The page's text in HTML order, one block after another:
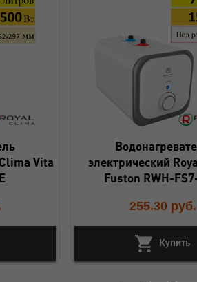
Vita
электрический
Fuston RWH-
255.30 руб.
Купить